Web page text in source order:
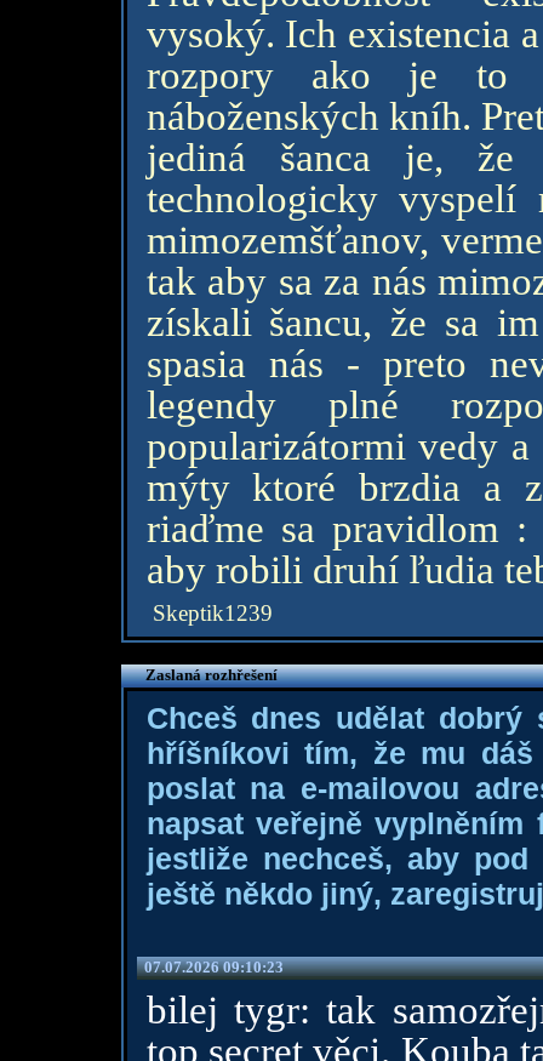
vysoký. Ich existencia
rozpory ako je to
náboženských kníh.
jediná šanca je, že
technologicky vyspelí
mimozemšťanov,
tak aby sa za nás
získali šancu, že sa
spasia nás - preto
legendy plné
popularizátormi vedy a
mýty ktoré brzdia a
riaďme sa pravidlom :
aby robili druhí ľudia
Skeptik1239
Zaslaná rozhřešení
Chceš dnes udělat dobrý
hříšníkovi tím, že mu
poslat na e-mailovou
napsat veřejně
jestliže nechceš, aby
ještě někdo jiný,
07.07.2026 09:10:23
bilej tygr: tak
top secret věci. Kouba